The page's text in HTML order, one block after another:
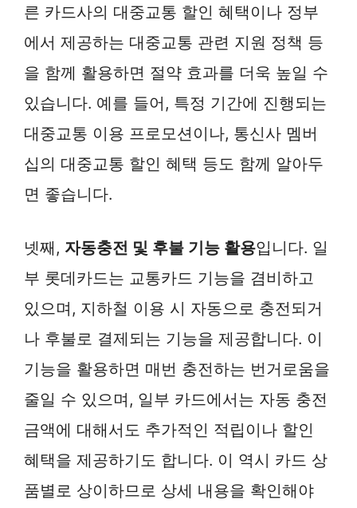
른 카드사의 대중교통 할인 혜택이나 정부
에서 제공하는 대중교통 관련 지원 정책 등
을 함께 활용하면 절약 효과를 더욱 높일 수
있습니다. 예를 들어, 특정 기간에 진행되는
대중교통 이용 프로모션이나, 통신사 멤버
십의 대중교통 할인 혜택 등도 함께 알아두
면 좋습니다.
넷째, 자동충전 및 후불 기능 활용입니다. 일
부 롯데카드는 교통카드 기능을 겸비하고
있으며, 지하철 이용 시 자동으로 충전되거
나 후불로 결제되는 기능을 제공합니다. 이
기능을 활용하면 매번 충전하는 번거로움을
줄일 수 있으며, 일부 카드에서는 자동 충전
금액에 대해서도 추가적인 적립이나 할인
혜택을 제공하기도 합니다. 이 역시 카드 상
품별로 상이하므로 상세 내용을 확인해야